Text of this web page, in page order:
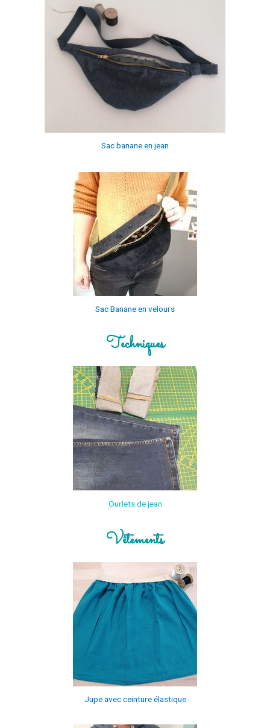
Sac banane en jean
Sac Banane en velours
Techniques
Ourlets de jean
Vêtements
Jupe avec ceinture élastique